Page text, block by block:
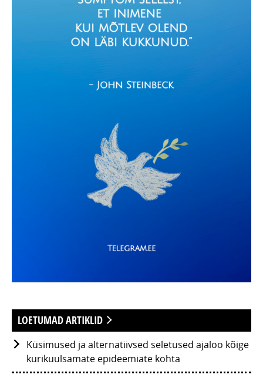
LOETUMAD ARTIKLID
Küsimused ja alternatiivsed seletused ajaloo kõige
kurikuulsamate epideemiate kohta